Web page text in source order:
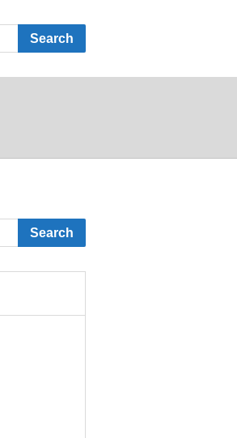
Search
Search